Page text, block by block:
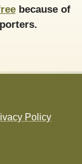
because of
Policy